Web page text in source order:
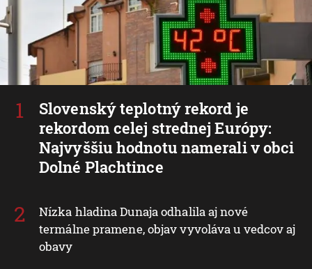
Slovenský teplotný rekord je
rekordom celej strednej Európy:
Najvyššiu hodnotu namerali v obci
Dolné Plachtince
Nízka hladina Dunaja odhalila aj nové
termálne pramene, objav vyvoláva u vedcov aj
obavy